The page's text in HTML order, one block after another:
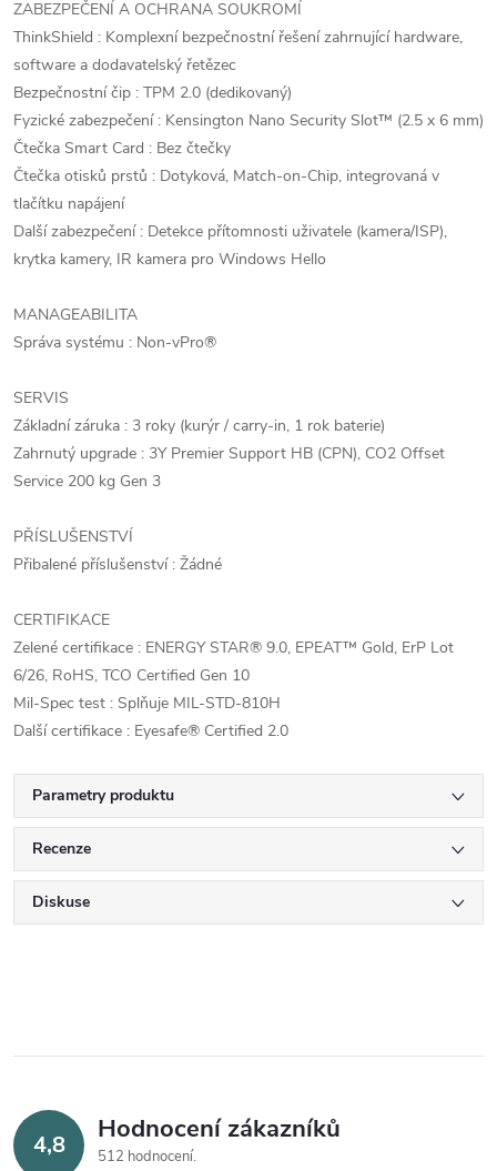
ZABEZPEČENÍ A OCHRANA SOUKROMÍ
ThinkShield : Komplexní bezpečnostní řešení zahrnující hardware,
software a dodavatelský řetězec
Bezpečnostní čip : TPM 2.0 (dedikovaný)
Fyzické zabezpečení : Kensington Nano Security Slot™ (2.5 x 6 mm)
Čtečka Smart Card : Bez čtečky
Čtečka otisků prstů : Dotyková, Match-on-Chip, integrovaná v
tlačítku napájení
Další zabezpečení : Detekce přítomnosti uživatele (kamera/ISP),
krytka kamery, IR kamera pro Windows Hello
MANAGEABILITA
Správa systému : Non-vPro®
SERVIS
Základní záruka : 3 roky (kurýr / carry-in, 1 rok baterie)
Zahrnutý upgrade : 3Y Premier Support HB (CPN), CO2 Offset
Service 200 kg Gen 3
PŘÍSLUŠENSTVÍ
Přibalené příslušenství : Žádné
CERTIFIKACE
Zelené certifikace : ENERGY STAR® 9.0, EPEAT™ Gold, ErP Lot
6/26, RoHS, TCO Certified Gen 10
Mil-Spec test : Splňuje MIL-STD-810H
Další certifikace : Eyesafe® Certified 2.0
Parametry produktu
Recenze
Diskuse
4,8 Hodnocení zákazníků
512 hodnocení